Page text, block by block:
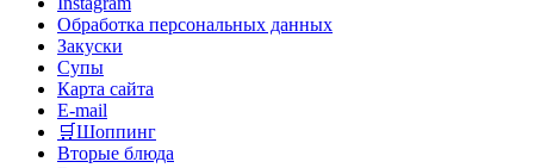
Обработка персональных данных
Закуски
Супы
Карта сайта
E-mail
🛒Шоппинг
Вторые блюда